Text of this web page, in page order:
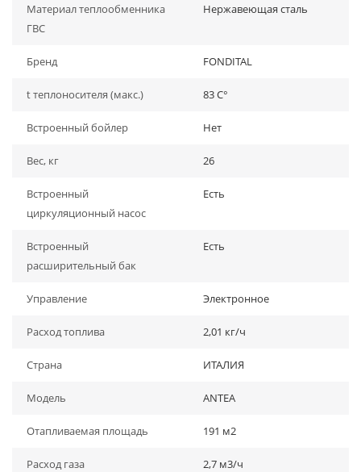
Материал теплообменника
ГВС
Нержавеющая сталь
Бренд FONDITAL
t теплоносителя (макс.) 83 C°
Встроенный бойлер Нет
Вес, кг 26
Встроенный
циркуляционный насос
Есть
Встроенный
расширительный бак
Есть
Управление Электронное
Расход топлива 2,01 кг/ч
Страна ИТАЛИЯ
Модель ANTEA
Отапливаемая площадь 191 м2
Расход газа 2,7 м3/ч